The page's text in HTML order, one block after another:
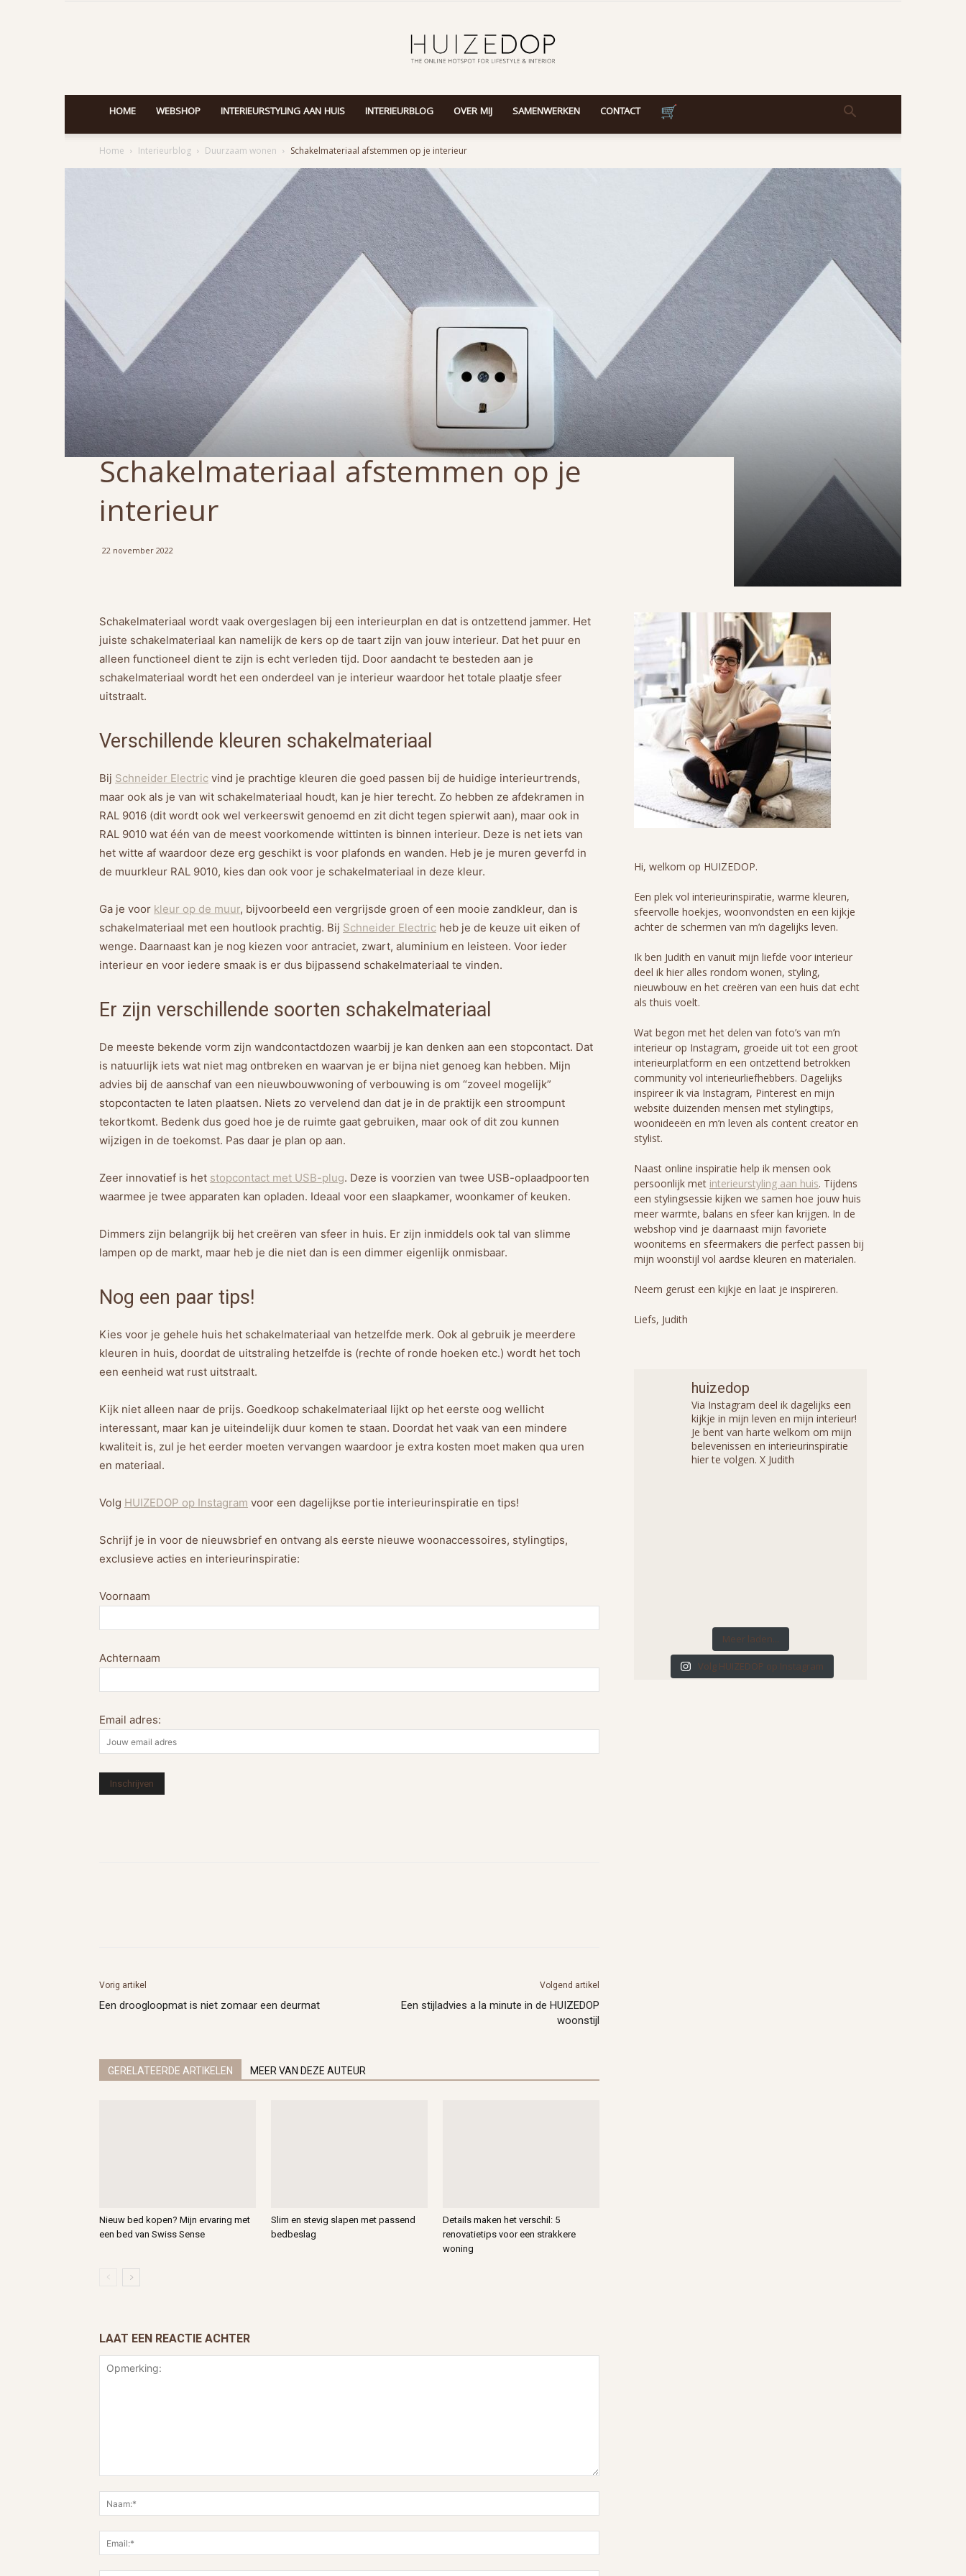
HOME WEBSHOP INTERIEURSTYLING AAN HUIS INTERIEURBLOG OVER MIJ SAMENWERKEN CONTACT
Home Interieurblog Duurzaam wonen Schakelmateriaal afstemmen op je interieur
Schakelmateriaal afstemmen op je
interieur
22 november 2022
Schakelmateriaal wordt vaak overgeslagen bij een interieurplan en dat is ontzettend jammer. Het
juiste schakelmateriaal kan namelijk de kers op de taart zijn van jouw interieur. Dat het puur en
alleen functioneel dient te zijn is echt verleden tijd. Door aandacht te besteden aan je
schakelmateriaal wordt het een onderdeel van je interieur waardoor het totale plaatje sfeer
uitstraalt.
Verschillende kleuren schakelmateriaal
Bij Schneider Electric vind je prachtige kleuren die goed passen bij de huidige interieurtrends,
maar ook als je van wit schakelmateriaal houdt, kan je hier terecht. Zo hebben ze afdekramen in
RAL 9016 (dit wordt ook wel verkeerswit genoemd en zit dicht tegen spierwit aan), maar ook in
RAL 9010 wat één van de meest voorkomende wittinten is binnen interieur. Deze is net iets van
het witte af waardoor deze erg geschikt is voor plafonds en wanden. Heb je je muren geverfd in
de muurkleur RAL 9010, kies dan ook voor je schakelmateriaal in deze kleur.
Ga je voor kleur op de muur, bijvoorbeeld een vergrijsde groen of een mooie zandkleur, dan is
schakelmateriaal met een houtlook prachtig. Bij Schneider Electric heb je de keuze uit eiken of
wenge. Daarnaast kan je nog kiezen voor antraciet, zwart, aluminium en leisteen. Voor ieder
interieur en voor iedere smaak is er dus bijpassend schakelmateriaal te vinden.
Er zijn verschillende soorten schakelmateriaal
De meeste bekende vorm zijn wandcontactdozen waarbij je kan denken aan een stopcontact. Dat
is natuurlijk iets wat niet mag ontbreken en waarvan je er bijna niet genoeg kan hebben. Mijn
advies bij de aanschaf van een nieuwbouwwoning of verbouwing is om “zoveel mogelijk”
stopcontacten te laten plaatsen. Niets zo vervelend dan dat je in de praktijk een stroompunt
tekortkomt. Bedenk dus goed hoe je de ruimte gaat gebruiken, maar ook of dit zou kunnen
wijzigen in de toekomst. Pas daar je plan op aan.
Zeer innovatief is het stopcontact met USB-plug. Deze is voorzien van twee USB-oplaadpoorten
waarmee je twee apparaten kan opladen. Ideaal voor een slaapkamer, woonkamer of keuken.
Dimmers zijn belangrijk bij het creëren van sfeer in huis. Er zijn inmiddels ook tal van slimme
lampen op de markt, maar heb je die niet dan is een dimmer eigenlijk onmisbaar.
Nog een paar tips!
Kies voor je gehele huis het schakelmateriaal van hetzelfde merk. Ook al gebruik je meerdere
kleuren in huis, doordat de uitstraling hetzelfde is (rechte of ronde hoeken etc.) wordt het toch
een eenheid wat rust uitstraalt.
Kijk niet alleen naar de prijs. Goedkoop schakelmateriaal lijkt op het eerste oog wellicht
interessant, maar kan je uiteindelijk duur komen te staan. Doordat het vaak van een mindere
kwaliteit is, zul je het eerder moeten vervangen waardoor je extra kosten moet maken qua uren
en materiaal.
Volg HUIZEDOP op Instagram voor een dagelijkse portie interieurinspiratie en tips!
Schrijf je in voor de nieuwsbrief en ontvang als eerste nieuwe woonaccessoires, stylingtips,
exclusieve acties en interieurinspiratie:
Voornaam
Achternaam
Email adres:
Vorig artikel
Een droogloopmat is niet zomaar een deurmat
Volgend artikel
Een stijladvies a la minute in de HUIZEDOP
woonstijl
GERELATEERDE ARTIKELEN MEER VAN DEZE AUTEUR
Nieuw bed kopen? Mijn ervaring met
een bed van Swiss Sense
Slim en stevig slapen met passend
bedbeslag
Details maken het verschil: 5
renovatietips voor een strakkere
woning
LAAT EEN REACTIE ACHTER
Hi, welkom op HUIZEDOP.
Een plek vol interieurinspiratie, warme kleuren,
sfeervolle hoekjes, woonvondsten en een kijkje
achter de schermen van m’n dagelijks leven.
Ik ben Judith en vanuit mijn liefde voor interieur
deel ik hier alles rondom wonen, styling,
nieuwbouw en het creëren van een huis dat echt
als thuis voelt.
Wat begon met het delen van foto’s van m’n
interieur op Instagram, groeide uit tot een groot
interieurplatform en een ontzettend betrokken
community vol interieurliefhebbers. Dagelijks
inspireer ik via Instagram, Pinterest en mijn
website duizenden mensen met stylingtips,
woonideeën en m’n leven als content creator en
stylist.
Naast online inspiratie help ik mensen ook
persoonlijk met interieurstyling aan huis. Tijdens
een stylingsessie kijken we samen hoe jouw huis
meer warmte, balans en sfeer kan krijgen. In de
webshop vind je daarnaast mijn favoriete
woonitems en sfeermakers die perfect passen bij
mijn woonstijl vol aardse kleuren en materialen.
Neem gerust een kijkje en laat je inspireren.
Liefs, Judith
huizedop
Via Instagram deel ik dagelijks een
kijkje in mijn leven en mijn interieur!
Je bent van harte welkom om mijn
belevenissen en interieurinspiratie
hier te volgen. X Judith
Meer laden...
Volg HUIZEDOP op Instagram